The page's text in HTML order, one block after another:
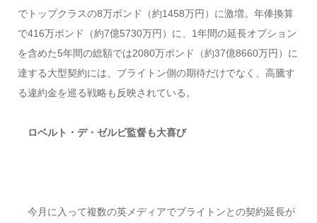
でトップクラスの8万ポンド（約1458万円）に激増。年俸換算
で416万ポンド（約7億5730万円）に、1年間の延長オプション
を含めた5年間の総額では2080万ポンド（約37億8660万円）に
達する大型契約には、ブライトン側の期待だけでなく、高騰す
る違約金を巡る戦略も反映されている。
ロベルト・デ・ゼルビ監督も大喜び
今月に入って複数の英メディアでブライトンとの契約延長が